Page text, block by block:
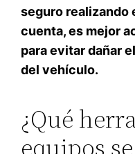
seguro realizando
cuenta, es mejor
para evitar dañar
del vehículo.
¿Qué